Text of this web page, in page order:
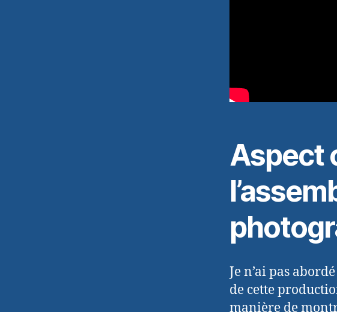
Aspect
Je n’ai pas
de cette
manière de